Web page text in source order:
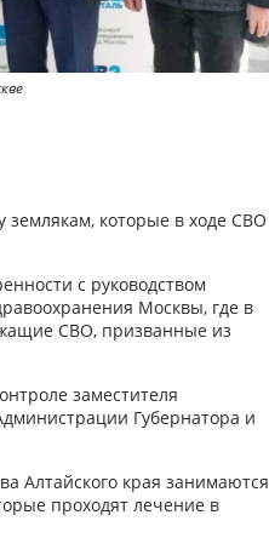
землякам, которые в ходе СВО
с руководством
Москвы, где в
СВО, призванные из
заместителя
Губернатора и
Алтайского края занимаются
проходят лечение в